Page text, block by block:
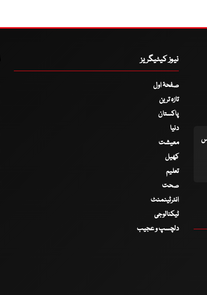
نیوز کیٹیگریز
صفحۂ اول
تازہ ترین
پاکستان
دنیا
معیشت
کھیل
تعلیم
صحت
انٹرٹینمنٹ
ٹیکنالوجی
دلچسپ و عجیب